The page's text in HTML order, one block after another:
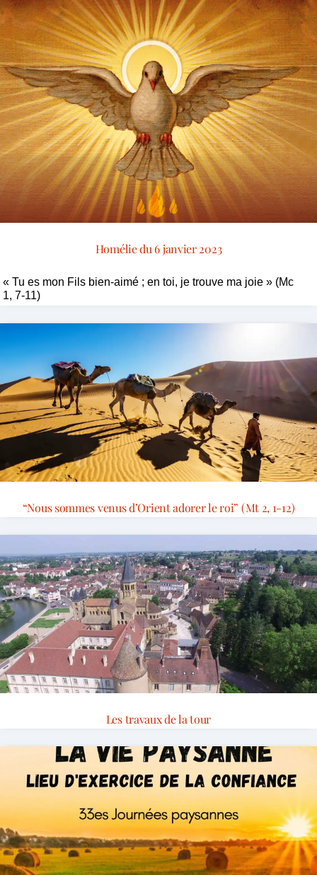
Homélie du 6 janvier 2023
« Tu es mon Fils bien-aimé ; en toi, je trouve ma joie » (Mc
1, 7-11)
“Nous sommes venus d’Orient adorer le roi” (Mt 2, 1-12)
Les travaux de la tour